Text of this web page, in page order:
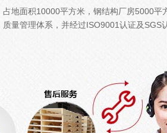
占地面积10000平方米，钢结构厂房5000平
质量管理体系，并经过ISO9001认证及SGS